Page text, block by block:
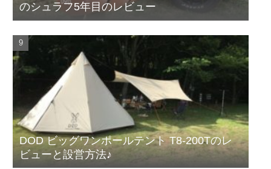
のシュラフ5年目のレビュー
DOD ビッグワンポールテント T8-200Tのレ
ビューと設営方法♪